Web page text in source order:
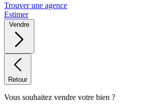
Trouver une agence
Estimer
Vendre
Retour
Vous souhaitez vendre votre bien ?